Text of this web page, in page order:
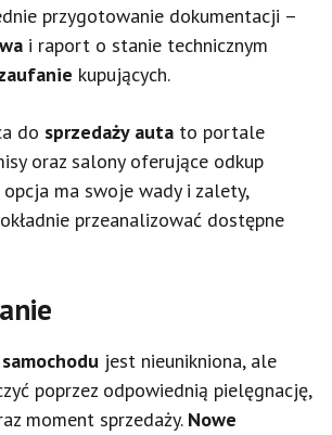
przygotowanie dokumentacji –
i raport o stanie technicznym
kupujących.
do sprzedaży auta to portale
oraz salony oferujące odkup
opcja ma swoje wady i zalety,
przeanalizować dostępne
jest nieunikniona, ale
poprzez odpowiednią pielęgnację,
moment sprzedaży. Nowe